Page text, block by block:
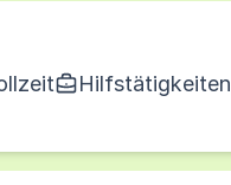
Hilfstätigkeiten